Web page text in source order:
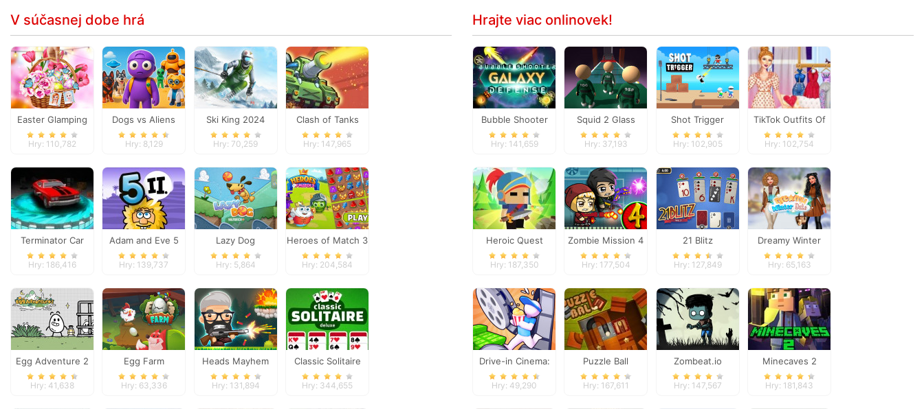
V súčasnej dobe hrá
Easter Glamping
Trip
Hry: 110,782
Dogs vs Aliens
Hry: 8,129
Ski King 2024
Hry: 70,259
Clash of Tanks
Hry: 147,965
Terminator Car
Hry: 186,416
Adam and Eve 5
Part 2
Hry: 139,737
Lazy Dog
Hry: 5,864
Heroes of Match 3
Hry: 204,584
Egg Adventure 2
Hry: 41,638
Egg Farm
Hry: 63,336
Heads Mayhem
Hry: 131,894
Classic Solitaire
Deluxe
Hry: 344,655
Hrajte viac onlinovek!
Bubble Shooter
Galaxy Defense
Hry: 141,659
Squid 2 Glass
Bridge
Hry: 37,193
Shot Trigger
Hry: 102,905
TikTok Outfits Of
The Week
Hry: 102,754
Heroic Quest
Hry: 187,350
Zombie Mission 4
Hry: 177,504
21 Blitz
Hry: 127,849
Dreamy Winter
Date
Hry: 65,163
Drive-in Cinema:
Idle Game
Hry: 49,290
Puzzle Ball
Hry: 167,611
Zombeat.io
Hry: 147,567
Minecaves 2
Hry: 181,843